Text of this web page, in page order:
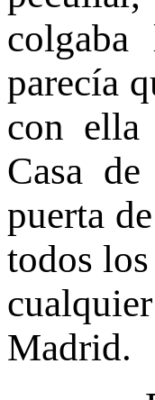
parecía
con ella
Casa
puerta
todos
Madrid.